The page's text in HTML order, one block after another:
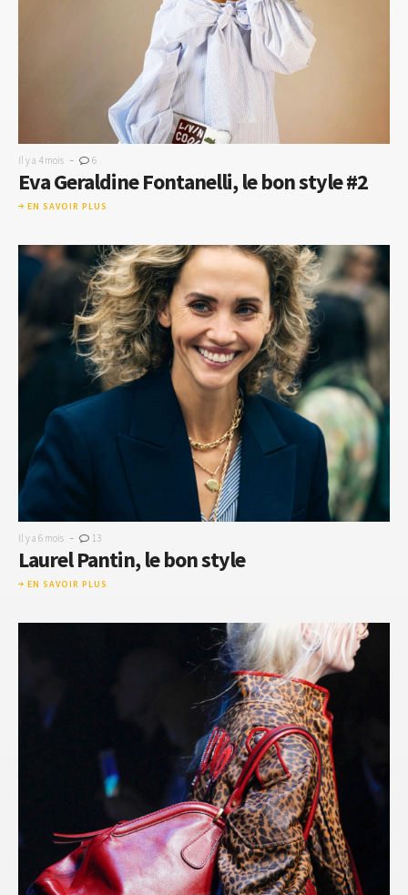
Il y a 4 mois - 6
​​Eva Geraldine Fontanelli, le bon style #2
EN SAVOIR PLUS
Il y a 6 mois - 13
Laurel Pantin, le bon style
EN SAVOIR PLUS